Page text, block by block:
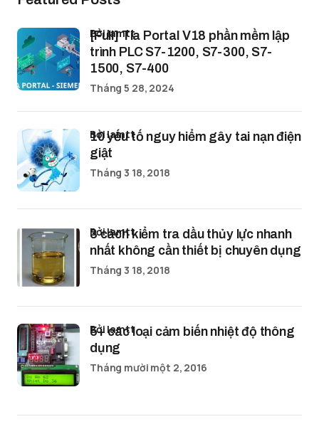
[Full] Tia Portal V18 phần mềm lập
trình PLC S7-1200, S7-300, S7-
1500, S7-400
bởi lamtt
Tháng 5 28, 2024
10 yếu tố nguy hiểm gây tai nạn điện
giật
bởi lamtt
Tháng 3 18, 2018
3 cách kiểm tra dầu thủy lực nhanh
nhất không cần thiết bị chuyên dụng
bởi lamtt
Tháng 3 18, 2018
5+ các loại cảm biến nhiệt độ thông
dụng
bởi lamtt
Tháng mười một 2, 2016